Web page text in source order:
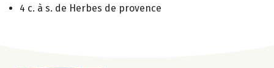
4 c. à s. de Herbes de provence